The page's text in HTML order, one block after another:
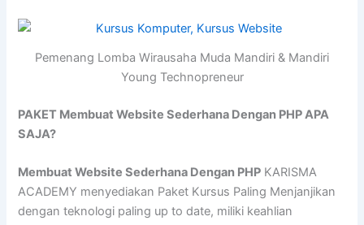
Pemenang Lomba Wirausaha Muda Mandiri & Mandiri
Young Technopreneur
PAKET Membuat Website Sederhana Dengan PHP APA
SAJA?
Membuat Website Sederhana Dengan PHP KARISMA
ACADEMY menyediakan Paket Kursus Paling Menjanjikan
dengan teknologi paling up to date, miliki keahlian